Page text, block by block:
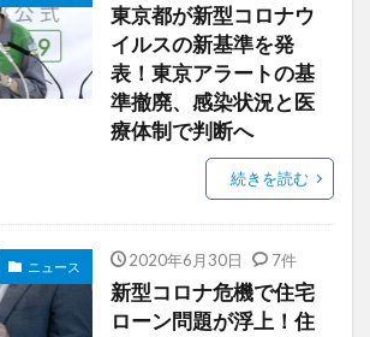
東京都が新型コロナウ
イルスの新基準を発
表！東京アラートの基
準撤廃、感染状況と医
療体制で判断へ
続きを読む
ニュース 2020年6月30日 7件
新型コロナ危機で住宅
ローン問題が浮上！住